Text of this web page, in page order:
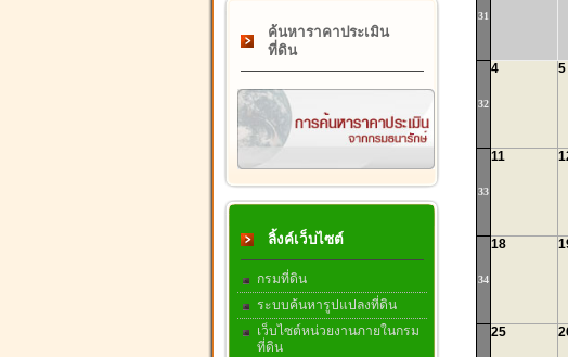
ค้นหาราคาประเมิน
ที่ดิน
ลิ้งค์เว็บไซต์
กรมที่ดิน
ระบบค้นหารูปแปลงที่ดิน
เว็บไซต์หน่วยงานภายในกรม
ที่ดิน
31
32
4 5
33
11
34
18
25